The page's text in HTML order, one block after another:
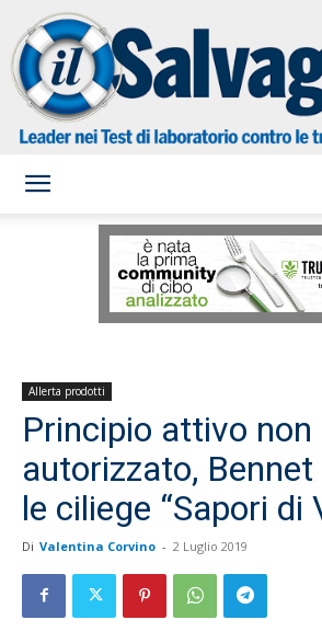
Salvagente
Allerta prodotti
Principio attivo non
autorizzato,
le ciliege “Sapori di
Di Valentina Corvino - 2 Luglio 2019